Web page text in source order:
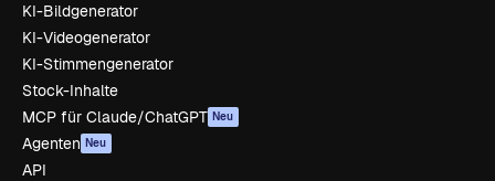
KI-Bildgenerator
KI-Videogenerator
KI-Stimmengenerator
Stock-Inhalte
MCP für Claude/ChatGPT Neu
Agenten Neu
API